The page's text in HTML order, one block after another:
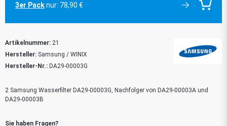
Artikelnummer: 21
Hersteller: Samsung / WINIX
Hersteller-Nr.: DA29-00003G
2 Samsung Wasserfilter DA29-00003G, Nachfolger von DA29-00003A und
DA29-00003B
3er Packnur: 78,90 €